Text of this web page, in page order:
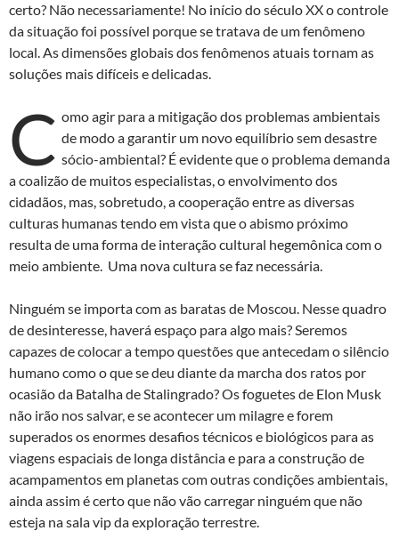
certo? Não necessariamente! No início do século XX o controle
da situação foi possível porque se tratava de um fenômeno
local. As dimensões globais dos fenômenos atuais tornam as
soluções mais difíceis e delicadas.
C omo agir para a mitigação dos problemas ambientais
de modo a garantir um novo equilíbrio sem desastre
sócio-ambiental? É evidente que o problema demanda
a coalizão de muitos especialistas, o envolvimento dos
cidadãos, mas, sobretudo, a cooperação entre as diversas
culturas humanas tendo em vista que o abismo próximo
resulta de uma forma de interação cultural hegemônica com o
meio ambiente. Uma nova cultura se faz necessária.
Ninguém se importa com as baratas de Moscou. Nesse quadro
de desinteresse, haverá espaço para algo mais? Seremos
capazes de colocar a tempo questões que antecedam o silêncio
humano como o que se deu diante da marcha dos ratos por
ocasião da Batalha de Stalingrado? Os foguetes de Elon Musk
não irão nos salvar, e se acontecer um milagre e forem
superados os enormes desafios técnicos e biológicos para as
viagens espaciais de longa distância e para a construção de
acampamentos em planetas com outras condições ambientais,
ainda assim é certo que não vão carregar ninguém que não
esteja na sala vip da exploração terrestre.